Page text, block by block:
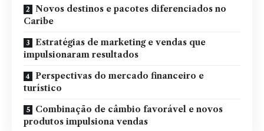
Novos destinos e pacotes diferenciados no
Caribe
Estratégias de marketing e vendas que
impulsionaram resultados
Perspectivas do mercado financeiro e
turístico
Combinação de câmbio favorável e novos
produtos impulsiona vendas